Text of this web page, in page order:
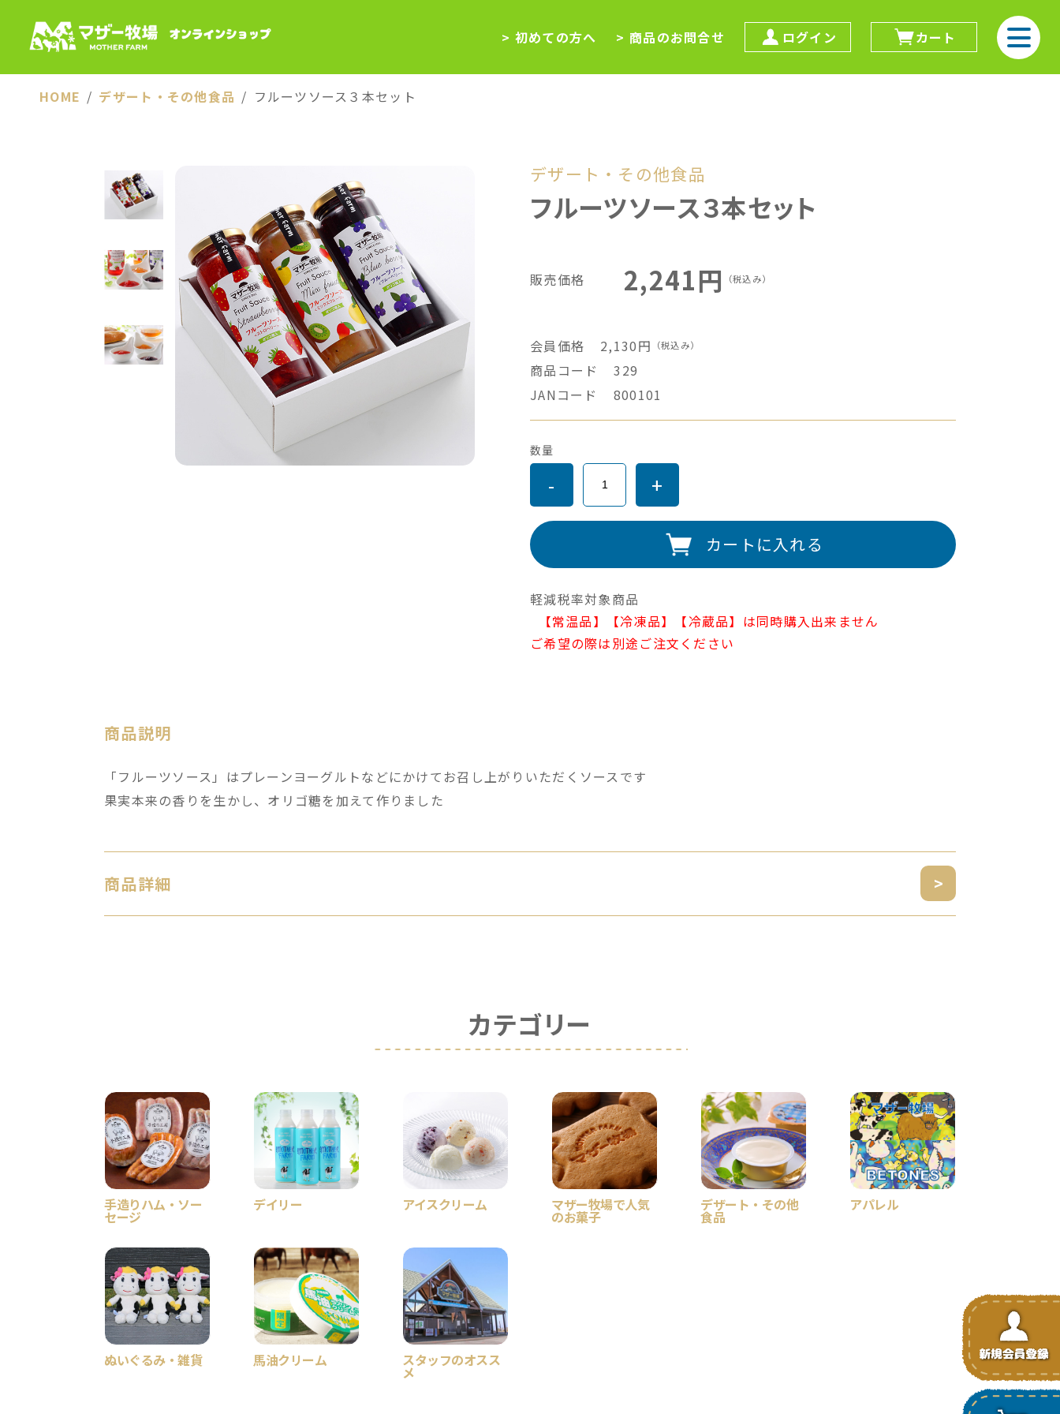
> 初めての方へ > 商品のお問合せ ログイン カート
HOME デザート・その他食品 フルーツソース３本セット
デザート・その他食品
フルーツソース３本セット
販売価格 2,241円 （税込み）
会員価格 2,130円 （税込み）
商品コード
329
JANコード
800101
数量
- +
カートに入れる
軽減税率対象商品
【常温品】【冷凍品】【冷蔵品】は同時購入出来ません
ご希望の際は別途ご注文ください
商品説明
「フルーツソース」はプレーンヨーグルトなどにかけてお召し上がりいただくソースです
果実本来の香りを生かし、オリゴ糖を加えて作りました
商品詳細
カテゴリー
手造りハム・ソー
セージ
デイリー アイスクリーム マザー牧場で人気
のお菓子
デザート・その他
食品
アパレル
ぬいぐるみ・雑貨 馬油クリーム スタッフのオスス
メ